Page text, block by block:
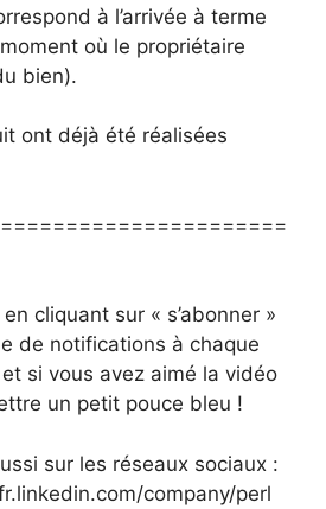
à l’arrivée à terme
où le propriétaire
bien).
ont déjà été réalisées
cliquant sur « s’abonner »
de notifications à chaque
et si vous avez aimé la vidéo
un petit pouce bleu !
sur les réseaux sociaux :
company/perl